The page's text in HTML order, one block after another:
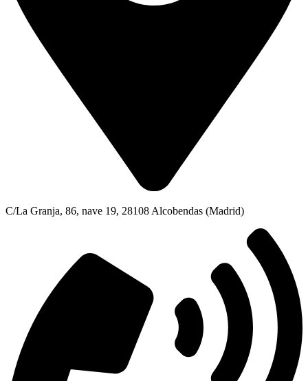
C/La Granja, 86, nave 19, 28108 Alcobendas (Madrid)